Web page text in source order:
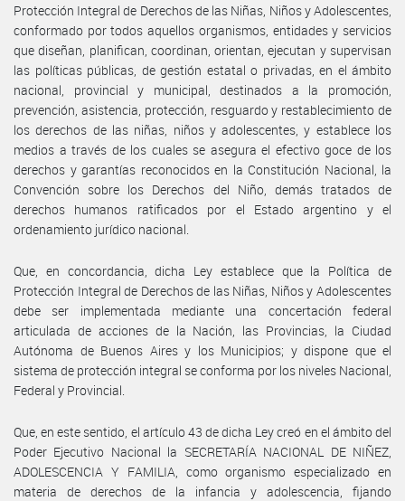
Protección Integral de Derechos de las Niñas, Niños y Adolescentes,
conformado por todos aquellos organismos, entidades y servicios
que diseñan, planifican, coordinan, orientan, ejecutan y supervisan
las políticas públicas, de gestión estatal o privadas, en el ámbito
nacional, provincial y municipal, destinados a la promoción,
prevención, asistencia, protección, resguardo y restablecimiento de
los derechos de las niñas, niños y adolescentes, y establece los
medios a través de los cuales se asegura el efectivo goce de los
derechos y garantías reconocidos en la Constitución Nacional, la
Convención sobre los Derechos del Niño, demás tratados de
derechos humanos ratificados por el Estado argentino y el
ordenamiento jurídico nacional.
Que, en concordancia, dicha Ley establece que la Política de
Protección Integral de Derechos de las Niñas, Niños y Adolescentes
debe ser implementada mediante una concertación federal
articulada de acciones de la Nación, las Provincias, la Ciudad
Autónoma de Buenos Aires y los Municipios; y dispone que el
sistema de protección integral se conforma por los niveles Nacional,
Federal y Provincial.
Que, en este sentido, el artículo 43 de dicha Ley creó en el ámbito del
Poder Ejecutivo Nacional la SECRETARÍA NACIONAL DE NIÑEZ,
ADOLESCENCIA Y FAMILIA, como organismo especializado en
materia de derechos de la infancia y adolescencia, fijando